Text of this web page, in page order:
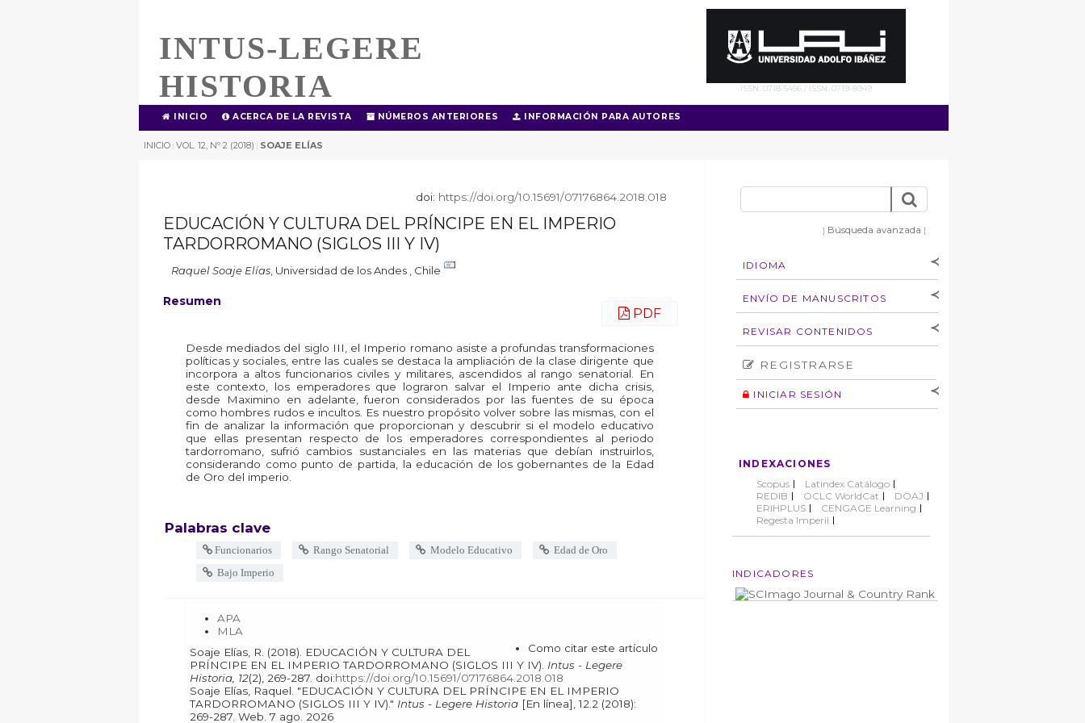
INTUS-LEGERE
HISTORIA
ISSN: 0718-5456 / ISSN: 0719-8949
INICIO ACERCA DE LA REVISTA NÚMEROS ANTERIORES INFORMACIÓN PARA AUTORES
INICIO | VOL. 12, Nº 2 (2018) | SOAJE ELÍAS
] Búsqueda avanzada [
IDIOMA
[Español ] [English]
ENVÍO DE MANUSCRITOS
autores
Derechos de autoría
Normas éticas
REVISAR CONTENIDOS
Número
Autor
REGISTRARSE
INICIAR SESIÓN
INDEXACIONES
Scopus
Latindex Catálogo
REDIB
OCLC WorldCat
DOAJ
ERIHPLUS
CENGAGE Learning
Regesta Imperii
INDICADORES
doi: https://doi.org/10.15691/07176864.2018.018
EDUCACIÓN Y CULTURA DEL PRÍNCIPE EN EL IMPERIO
TARDORROMANO (SIGLOS III Y IV)
Raquel Soaje Elías, Universidad de los Andes , Chile
Resumen
PDF
Desde mediados del siglo III, el Imperio romano asiste a profundas transformaciones
políticas y sociales, entre las cuales se destaca la ampliación de la clase dirigente que
incorpora a altos funcionarios civiles y militares, ascendidos al rango senatorial. En
este contexto, los emperadores que lograron salvar el Imperio ante dicha crisis,
desde Maximino en adelante, fueron considerados por las fuentes de su época
como hombres rudos e incultos. Es nuestro propósito volver sobre las mismas, con el
fin de analizar la información que proporcionan y descubrir si el modelo educativo
que ellas presentan respecto de los emperadores correspondientes al periodo
tardorromano, sufrió cambios sustanciales en las materias que debían instruirlos,
considerando como punto de partida, la educación de los gobernantes de la Edad
de Oro del imperio.
Palabras clave
Funcionarios Rango Senatorial Modelo Educativo
Edad de Oro
Bajo Imperio
APA
MLA
Como citar este artículo
Soaje Elías, R. (2018). EDUCACIÓN Y CULTURA DEL
PRÍNCIPE EN EL IMPERIO TARDORROMANO (SIGLOS III Y IV). Intus - Legere
Historia, 12
(2), 269-287. doi:https://doi.org/10.15691/07176864.2018.018
Soaje Elías, Raquel. "EDUCACIÓN Y CULTURA DEL PRÍNCIPE EN EL IMPERIO
TARDORROMANO (SIGLOS III Y IV)." Intus - Legere Historia [En línea], 12.2 (2018):
269-287. Web. 7 ago. 2026